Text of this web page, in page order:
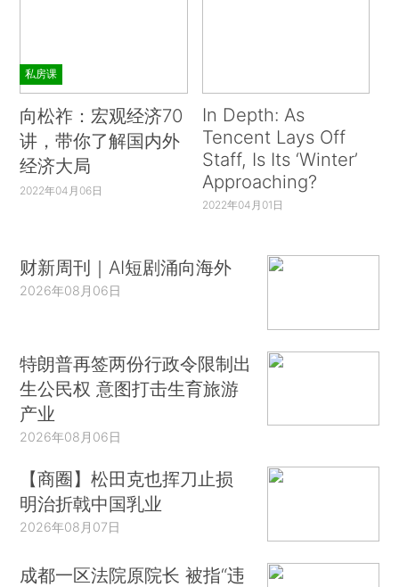
私房课
向松祚：宏观经济70
讲，带你了解国内外
经济大局
2022年04月06日
In Depth: As
Tencent Lays Off
Staff, Is Its ‘Winter’
Approaching?
2022年04月01日
财新周刊｜AI短剧涌向海外
2026年08月06日
特朗普再签两份行政令限制出
生公民权 意图打击生育旅游
产业
2026年08月06日
【商圈】松田克也挥刀止损
明治折戟中国乳业
2026年08月07日
成都一区法院原院长 被指“违